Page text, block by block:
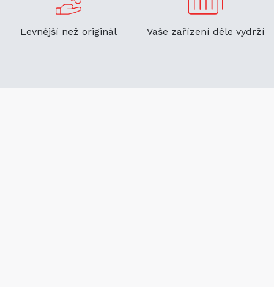
Levnější než originál Vaše zařízení déle vydrží